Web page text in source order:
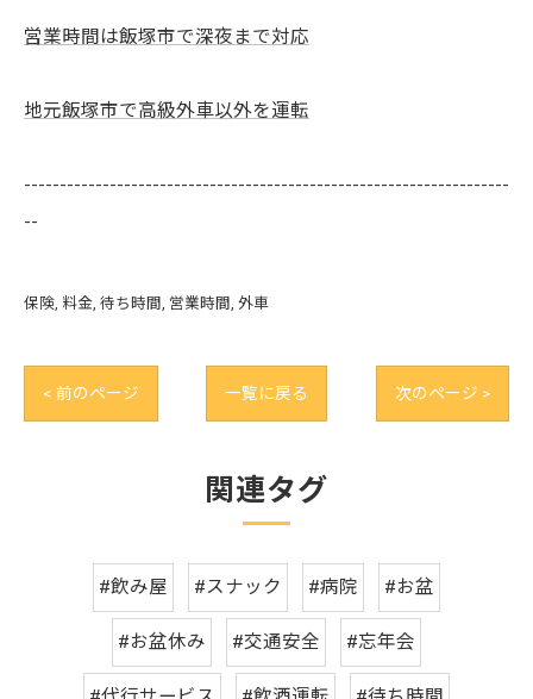
営業時間は飯塚市で深夜まで対応
地元飯塚市で高級外車以外を運転
--------------------------------------------------------------------
--
保険 料金 待ち時間 営業時間 外車
< 前のページ 一覧に戻る 次のページ >
関連タグ
#飲み屋 #スナック #病院 #お盆
#お盆休み #交通安全 #忘年会